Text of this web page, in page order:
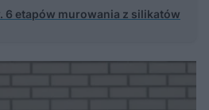
6 etapów murowania z silikatów